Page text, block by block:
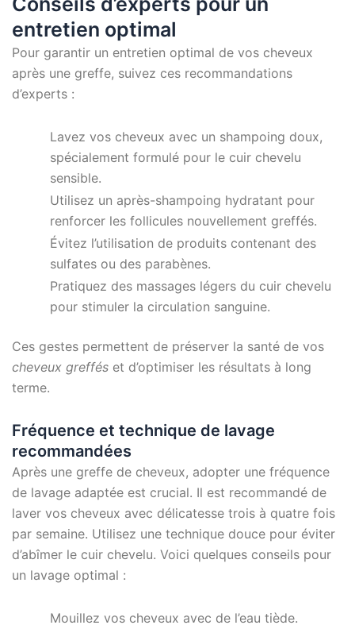
entretien optimal
Pour garantir un entretien optimal de vos cheveux
après une greffe, suivez ces recommandations
d’experts :
Lavez vos cheveux avec un shampoing doux,
spécialement formulé pour le cuir chevelu
sensible.
Utilisez un après-shampoing hydratant pour
renforcer les follicules nouvellement greffés.
Évitez l’utilisation de produits contenant des
sulfates ou des parabènes.
Pratiquez des massages légers du cuir chevelu
pour stimuler la circulation sanguine.
Ces gestes permettent de préserver la santé de vos
cheveux grefféset d’optimiser les résultats à long
terme.
Fréquence et technique de lavage
recommandées
Après une greffe de cheveux, adopter une fréquence
de lavage adaptée est crucial. Il est recommandé de
laver vos cheveux avec délicatesse trois à quatre fois
par semaine. Utilisez une technique douce pour éviter
d’abîmer le cuir chevelu. Voici quelques conseils pour
un lavage optimal :
Mouillez vos cheveux avec de l’eau tiède.